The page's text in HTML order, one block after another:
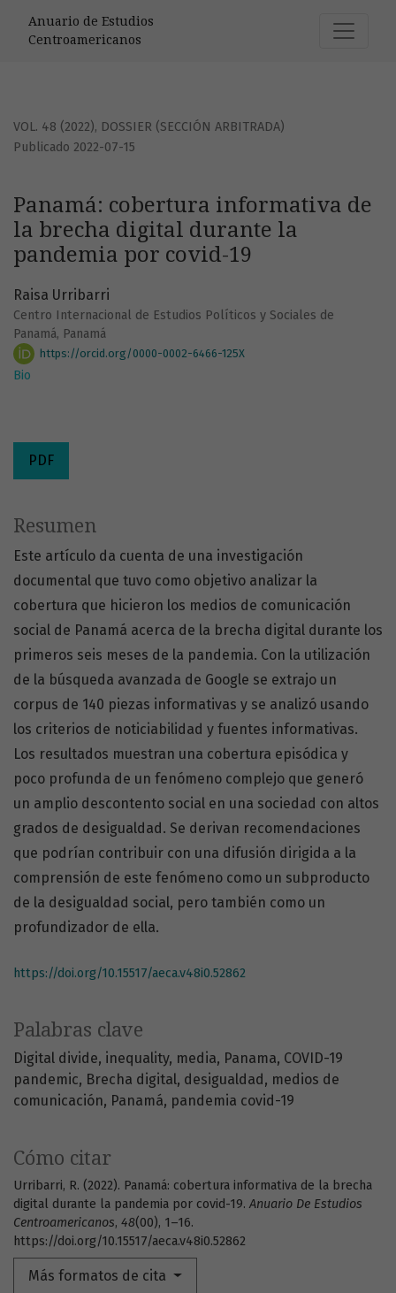
Anuario de Estudios
Centroamericanos
VOL. 48 (2022), DOSSIER (SECCIÓN ARBITRADA)
Panamá: cobertura informativa de
la brecha digital durante la
pandemia por covid-19
Publicado 2022-07-15
Raisa Urribarri
Centro Internacional de Estudios Políticos y Sociales de
Panamá, Panamá
https://orcid.org/0000-0002-6466-125X
Bio
PDF
Palabras clave
Digital divide inequality media Panama COVID-19
pandemic
Brecha digital desigualdad
medios de
comunicación
Panamá pandemia covid-19
Cómo citar
Urribarri, R. (2022). Panamá: cobertura informativa de la brecha
digital durante la pandemia por covid-19. Anuario De Estudios
Centroamericanos, 48(00), 1–16.
https://doi.org/10.15517/aeca.v48i0.52862
Más formatos de cita
Resumen
Este artículo da cuenta de una investigación
documental que tuvo como objetivo analizar la
cobertura que hicieron los medios de comunicación
social de Panamá acerca de la brecha digital durante los
primeros seis meses de la pandemia. Con la utilización
de la búsqueda avanzada de Google se extrajo un
corpus de 140 piezas informativas y se analizó usando
los criterios de noticiabilidad y fuentes informativas.
Los resultados muestran una cobertura episódica y
poco profunda de un fenómeno complejo que generó
un amplio descontento social en una sociedad con altos
grados de desigualdad. Se derivan recomendaciones
que podrían contribuir con una difusión dirigida a la
comprensión de este fenómeno como un subproducto
de la desigualdad social, pero también como un
profundizador de ella.
https://doi.org/10.15517/aeca.v48i0.52862